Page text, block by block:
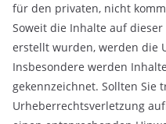
für den privaten, nicht
Soweit die Inhalte auf
erstellt wurden, werden die
Insbesondere werden
gekennzeichnet. Sollten Sie
Urheberrechtsverletzung